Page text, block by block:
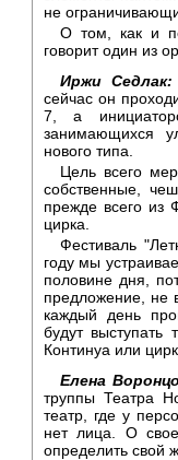
не
О том, как и
говорит один из
Иржи Седлак:
сейчас он
7, а
занимающихся
нового типа.
Цель всего
собственные,
прежде всего из
цирка.
Фестиваль
году мы
половине дня,
предложение, не
каждый день
будут выступать
Континуа или
Елена
труппы Театра
театр, где у
нет лица. О
определить свой